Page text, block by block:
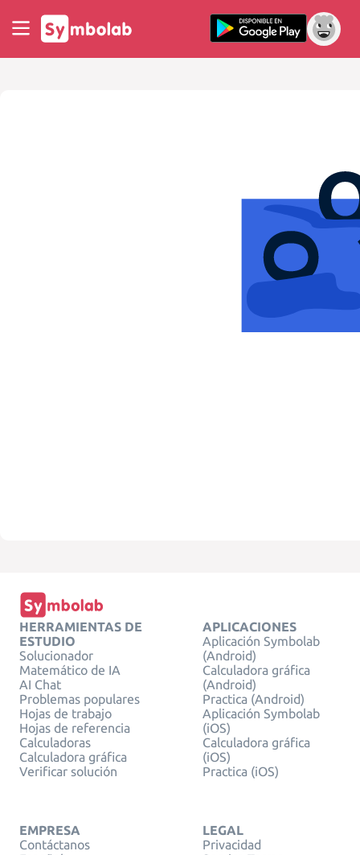
HERRAMIENTAS DE
ESTUDIO
Solucionador
Matemático de IA
AI Chat
Problemas populares
Hojas de trabajo
Hojas de referencia
Calculadoras
Calculadora gráfica
Verificar solución
APLICACIONES
Aplicación Symbolab
(Android)
Calculadora gráfica
(Android)
Practica (Android)
Aplicación Symbolab
(iOS)
Calculadora gráfica
(iOS)
Practica (iOS)
EMPRESA
Contáctanos
LEGAL
Privacidad